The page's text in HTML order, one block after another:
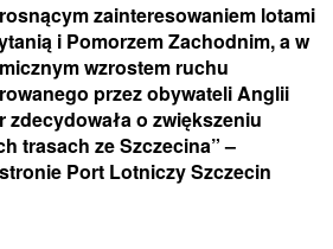
zainteresowaniem lotami
i Pomorzem Zachodnim, a w
wzrostem ruchu
przez obywateli Anglii
zdecydowała o zwiększeniu
trasach ze Szczecina” –
Port Lotniczy Szczecin